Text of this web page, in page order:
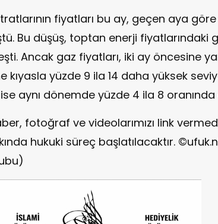
fiyatları bu ay, geçen aya
Bu düşüş, toptan enerji fiyatlarındaki
Ancak gaz fiyatları, iki ay öncesine
kıyasla yüzde 9 ila 14 daha yüksek
aynı dönemde yüzde 4 ila 8 oranında
fotoğraf ve videolarımızı link
hukuki süreç başlatılacaktır.